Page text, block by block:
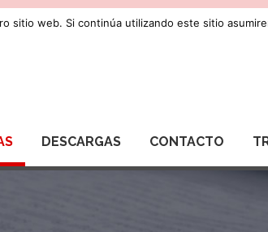
DESCARGAS CONTACTO
sitio web. Si continúa utilizando este sitio